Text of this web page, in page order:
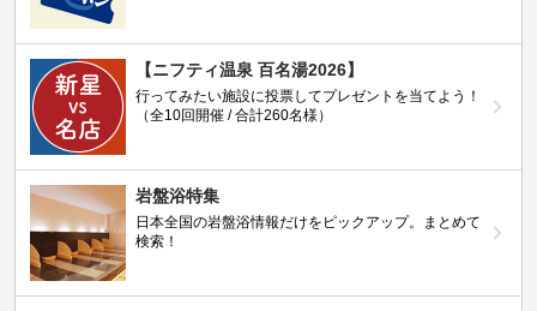
【ニフティ温泉 百名湯2026】
行ってみたい施設に投票してプレゼントを当てよう！
（全10回開催 / 合計260名様）
岩盤浴特集
日本全国の岩盤浴情報だけをピックアップ。まとめて
検索！